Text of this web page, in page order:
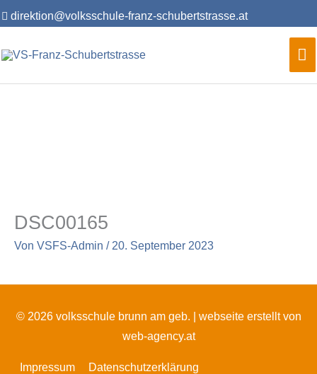
Inhalt
direktion@volksschule-franz-schubertstrasse.at
DSC00165
Von VSFS-Admin / 20. September 2023
© 2026 volksschule brunn am geb. | webseite erstellt von
web-agency.at
Impressum Datenschutzerklärung